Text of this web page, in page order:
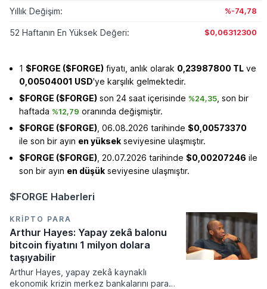
Yıllık Değişim: %-74,78
52 Haftanın En Yüksek Değeri: $0,06312300
1 $FORGE ($FORGE) fiyatı, anlık olarak 0,23987800 TL ve
0,00504001 USD'ye karşılık gelmektedir.
$FORGE ($FORGE) son 24 saat içerisinde %24,35 , son bir
haftada %12,79 oranında değişmiştir.
$FORGE ($FORGE) , 06.08.2026 tarihinde $0,00573370
ile son bir ayın en yüksek seviyesine ulaşmıştır.
$FORGE ($FORGE) , 20.07.2026 tarihinde $0,00207246 ile
son bir ayın en düşük seviyesine ulaşmıştır.
$FORGE Haberleri
KRIPTO PARA
Arthur Hayes: Yapay zekâ balonu
bitcoin fiyatını 1 milyon dolara
taşıyabilir
Arthur Hayes, yapay zekâ kaynaklı
ekonomik krizin merkez bankalarını para